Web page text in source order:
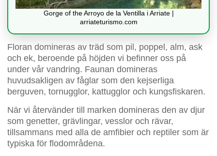
Gorge of the Arroyo de la Ventilla i Arriate |
arriateturismo.com
Floran domineras av träd som pil, poppel, alm, ask
och ek, beroende på höjden vi befinner oss på
under vår vandring. Faunan domineras
huvudsakligen av fåglar som den kejserliga
berguven, tornugglor, kattugglor och kungsfiskaren.
När vi återvänder till marken domineras den av djur
som genetter, grävlingar, vesslor och rävar,
tillsammans med alla de amfibier och reptiler som är
typiska för flodområdena.